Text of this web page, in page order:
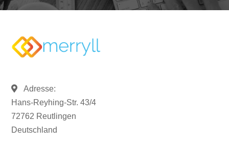
Adresse:
Hans-Reyhing-Str. 43/4
72762 Reutlingen
Deutschland